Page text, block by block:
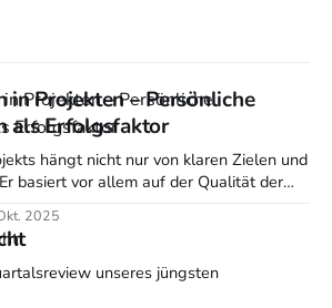
in Projekten – Persönliche
als Erfolgsfaktor
hängt nicht nur von klaren Zielen und
basiert vor allem auf der Qualität der
hält Teams auf Kurs, sorgt für
Missverständnisse. Studien zeigen,
zu Zeitverlust, erhöhter
2025
unseres jüngsten